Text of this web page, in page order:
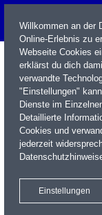
Name / WKN / ISIN /
Xetra Realtime
Willkommen an der
Online-Erlebnis zu
Webseite Cookies
erklärst du dich
verwandte
"Einstellungen"
Dienste im
Detaillierte
Cookies und
jederzeit
Einstellungen